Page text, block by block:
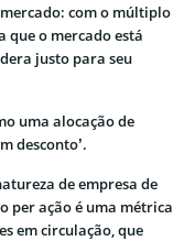
com o múltiplo
que o mercado está
justo para seu
uma alocação de
desconto’.
de empresa de
per ação é uma métrica
em circulação, que